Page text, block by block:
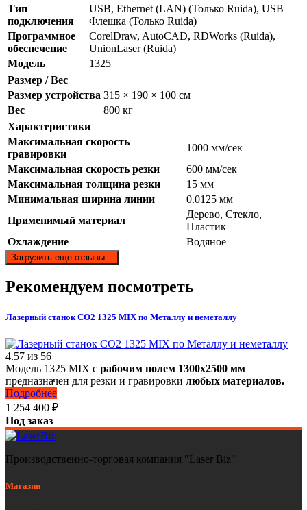
Тип
подключения
USB, Ethernet (LAN) (Только Ruida), USB
Флешка (Только Ruida)
Программное
обеспечение
CorelDraw, AutoCAD, RDWorks (Ruida),
UnionLaser (Ruida)
Модель
1325
Размер / Вес
Размер устройства 315 × 190 × 100 см
Вес
800 кг
Характеристики
Максимальная скорость
гравировки
1000 мм/сек
Максимальная скорость резки
600 мм/сек
Максимальная толщина резки
15 мм
Минимальная ширина линии
0.0125 мм
Применимый материал
Дерево, Стекло,
Пластик
Охлаждение
Водяное
Загрузить еще отзывы...
Рекомендуем посмотреть
Лазерный станок СО2 1325 MIX по Металлу и неметаллу
4.57 из 56
Модель 1325 MIX с рабочим полем 1300х2500 мм
предназначен для резки и гравировки любых материалов.
Подробнее
1 254 400 ₽
Под заказ
Производственно-торговая компания "Laser Biz"
Магазин